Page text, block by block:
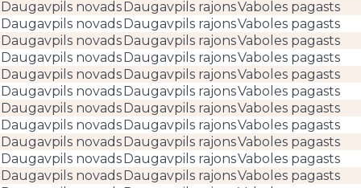
Daugavpils novads Daugavpils rajonsVaboles pagasts
Daugavpils novads Daugavpils rajonsVaboles pagasts
Daugavpils novads Daugavpils rajonsVaboles pagasts
Daugavpils novads Daugavpils rajonsVaboles pagasts
Daugavpils novads Daugavpils rajonsVaboles pagasts
Daugavpils novads Daugavpils rajonsVaboles pagasts
Daugavpils novads Daugavpils rajonsVaboles pagasts
Daugavpils novads Daugavpils rajonsVaboles pagasts
Daugavpils novads Daugavpils rajonsVaboles pagasts
Daugavpils novads Daugavpils rajonsVaboles pagasts
Daugavpils novads Daugavpils rajonsVaboles pagasts